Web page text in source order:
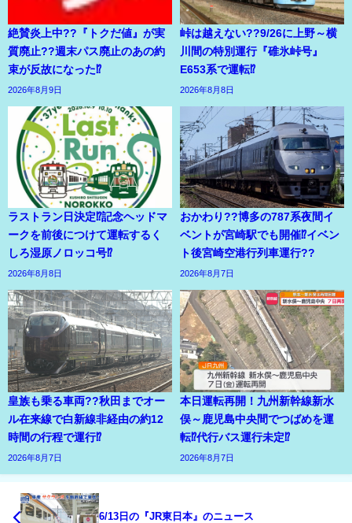
絶賛炎上中??『トクだ値』が実
質廃止??週末パス廃止のあの約
束が反故になった⁉
2026年8月9日
峠は越えない??9/26に上野～横
川間の特別運行『碓氷峠号』
E653系で運転⁉
2026年8月8日
ラストラン日決定⁉記念ヘッドマ
ークを前後につけて運転するく
しろ湿原ノロッコ号⁉
2026年8月8日
おかわり??博多の787系夜間イ
ベントが宮崎駅でも開催⁉イベン
ト後宮崎空港行列車運行??
2026年8月7日
皇族も乗る車両??秋田までオー
ル在来線で白新線非経由の約12
時間の行程で運行⁉
2026年8月7日
本日運転再開！九州新幹線新水
俣～鹿児島中央間でつばめを運
転⁉代行バス運行未定⁉
2026年8月7日
6/13日の『JR東日本』のニュース